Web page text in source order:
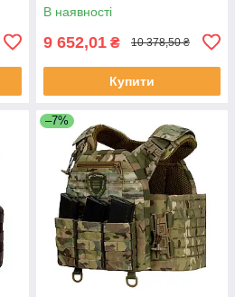
В наявності
9 652,01 ₴ 10 378,50 ₴
Купити
–7%